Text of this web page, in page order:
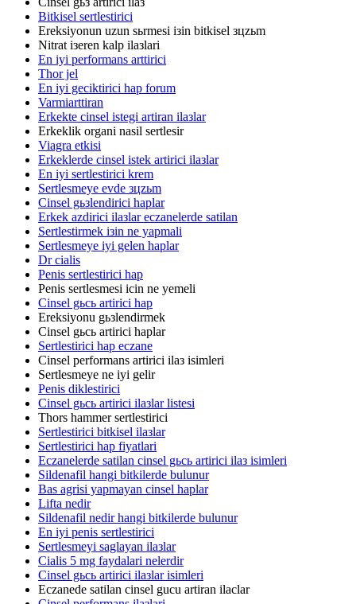
Bitkisel sertlestirici
Ereksiyonun uzun sьrmesi iзin bitkisel зцzьm
Nitrat iзeren kalp ilaзlari
En iyi performans arttirici
Thor jel
En iyi geciktirici hap forum
Varmiarttiran
Erkekte cinsel istegi artiran ilaзlar
Erkeklik organi nasil sertlesir
Viagra etkisi
Erkeklerde cinsel istek artirici ilaзlar
En iyi sertlestirici krem
Sertlesmeye evde зцzьm
Cinsel gьзlendirici haplar
Erkek azdirici ilaзlar eczanelerde satilan
Sertlestirmek iзin ne yapmali
Sertlesmeye iyi gelen haplar
Dr cialis
Penis sertlestirici hap
Penis sertlesmesi icin ne yemeli
Cinsel gьcь artirici hap
Ereksiyonu gьзlendirmek
Cinsel gьcь artirici haplar
Sertlestirici hap eczane
Cinsel performans artirici ilaз isimleri
Sertlesmeye ne iyi gelir
Penis diklestirici
Cinsel gьcь artirici ilaзlar listesi
Thors hammer sertlestirici
Sertlestirici bitkisel ilaзlar
Sertlestirici hap fiyatlari
Eczanelerde satilan cinsel gьcь artirici ilaз isimleri
Sildenafil hangi bitkilerde bulunur
Bas agrisi yapmayan cinsel haplar
Lifta nedir
Sildenafil nedir hangi bitkilerde bulunur
En iyi penis sertlestirici
Sertlesmeyi saglayan ilaзlar
Cialis 5 mg faydalari nelerdir
Cinsel gьcь artirici ilaзlar isimleri
Eczanede satilan cinsel gucu artiran ilaclar